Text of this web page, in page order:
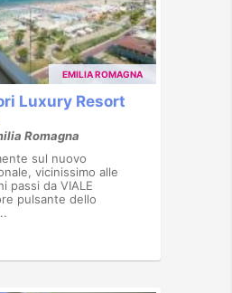
EMILIA ROMAGNA
Luxury Resort
Romagna
sul nuovo
vicinissimo alle
passi da VIALE
pulsante dello